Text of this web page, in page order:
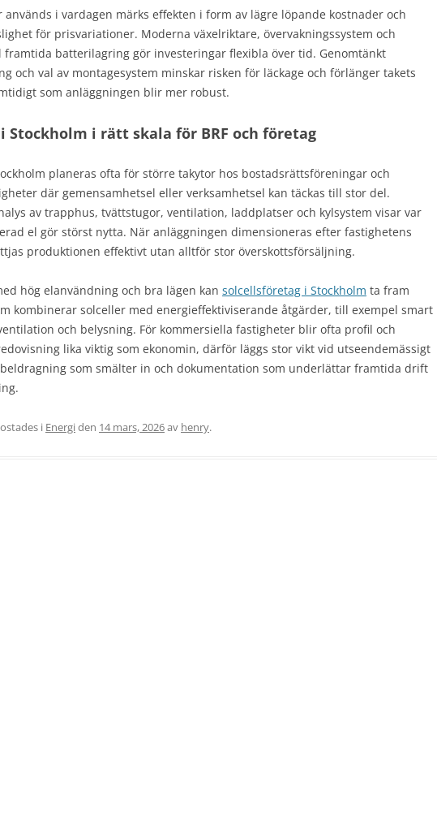
används i vardagen märks effekten i form av lägre löpande kostnader och
för prisvariationer. Moderna växelriktare, övervakningssystem och
batterilagring gör investeringar flexibla över tid. Genomtänkt
och val av montagesystem minskar risken för läckage och förlänger takets
som anläggningen blir mer robust.
Stockholm i rätt skala för BRF och företag
planeras ofta för större takytor hos bostadsrättsföreningar och
där gemensamhetsel eller verksamhetsel kan täckas till stor del.
av trapphus, tvättstugor, ventilation, laddplatser och kylsystem visar var
el gör störst nytta. När anläggningen dimensioneras efter fastighetens
produktionen effektivt utan alltför stor överskottsförsäljning.
hög elanvändning och bra lägen kan solcellsföretag i Stockholm ta fram
kombinerar solceller med energieffektiviserande åtgärder, till exempel smart
och belysning. För kommersiella fastigheter blir ofta profil och
lika viktig som ekonomin, därför läggs stor vikt vid utseendemässigt
som smälter in och dokumentation som underlättar framtida drift
i Energiden 14 mars, 2026av henry.